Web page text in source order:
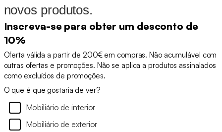
novos produtos.
Inscreva-se para obter um desconto de
10%
Oferta válida a partir de 200€ em compras. Não acumulável com
outras ofertas e promoções. Não se aplica a produtos assinalados
como excluídos de promoções.
O que é que gostaria de ver?
Mobiliário de interior
Mobiliário de exterior